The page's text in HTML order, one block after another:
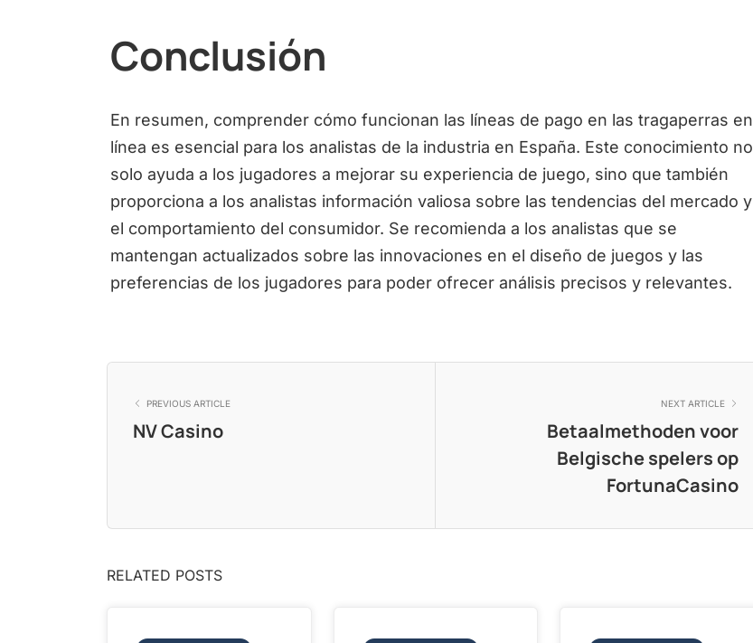
Conclusión
En resumen, comprender cómo funcionan las líneas de pago en las tragaperras en
línea es esencial para los analistas de la industria en España. Este conocimiento no
solo ayuda a los jugadores a mejorar su experiencia de juego, sino que también
proporciona a los analistas información valiosa sobre las tendencias del mercado y
el comportamiento del consumidor. Se recomienda a los analistas que se
mantengan actualizados sobre las innovaciones en el diseño de juegos y las
preferencias de los jugadores para poder ofrecer análisis precisos y relevantes.
PREVIOUS ARTICLE
NV Casino
NEXT ARTICLE
Betaalmethoden voor
Belgische spelers op
FortunaCasino
RELATED POSTS